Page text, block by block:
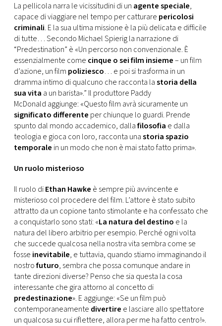
La pellicola narra le vicissitudini di un agente speciale,
capace di viaggiare nel tempo per catturare pericolosi
criminali. E la sua ultima missione è la più delicata e difficile
di tutte… Secondo Michael Spierig la narrazione di
“Predestination” è «Un percorso non convenzionale. È
essenzialmente come cinque o sei film insieme– un film
d’azione, un film poliziesco… e poi si trasforma in un
dramma intimo di qualcuno che racconta lastoria della
sua vita a un barista».” Il produttore Paddy
McDonald aggiunge: «Questo film avrà sicuramente un
significato differente per chiunque lo guardi. Prende
spunto dal mondo accademico, dallafilosofia e dalla
teologia e gioca con loro, racconta unastoria spazio
temporale in un modo che non è mai stato fatto prima».
Un ruolo misterioso
Il ruolo diEthan Hawke è sempre più avvincente e
misterioso col procedere del film. L’attore è stato subito
attratto da un copione tanto stimolante e ha confessato che
a conquistarlo sono stati: «La natura del destino e la
natura del libero arbitrio per esempio. Perché ogni volta
che succede qualcosa nella nostra vita sembra come se
fosse inevitabile, e tuttavia, quando stiamo immaginando il
nostrofuturo, sembra che possa comunque andare in
tante direzioni diverse? Penso che sia questa la cosa
interessante che gira attorno al concetto di
predestinazione». E aggiunge: «Se un film può
contemporaneamente divertire e lasciare allo spettatore
un qualcosa su cui riflettere, allora per me ha fatto centro!».